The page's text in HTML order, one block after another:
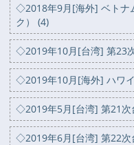
◇2018年9月[海外] ベトナ
ク） (4)
◇2019年10月[台湾] 第23
◇2019年10月[海外] ハワ
◇2019年5月[台湾] 第21次
◇2019年6月[台湾] 第22次